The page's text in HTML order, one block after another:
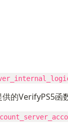
的VerifyPS5函